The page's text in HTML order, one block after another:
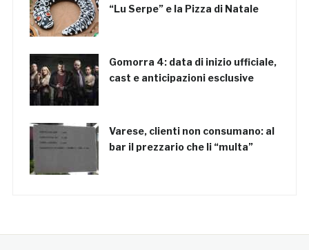
“Lu Serpe” e la Pizza di Natale
Gomorra 4: data di inizio ufficiale,
cast e anticipazioni esclusive
Varese, clienti non consumano: al
bar il prezzario che li “multa”